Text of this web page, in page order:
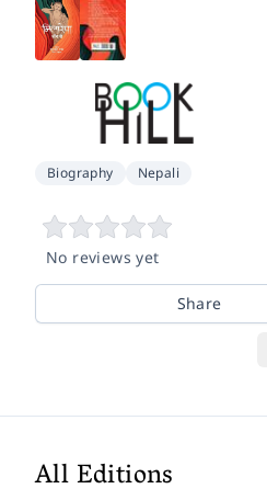
Biography Nepali
No reviews yet
Share
All Editions